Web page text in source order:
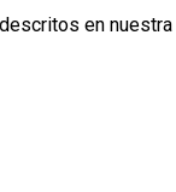
en nuestra